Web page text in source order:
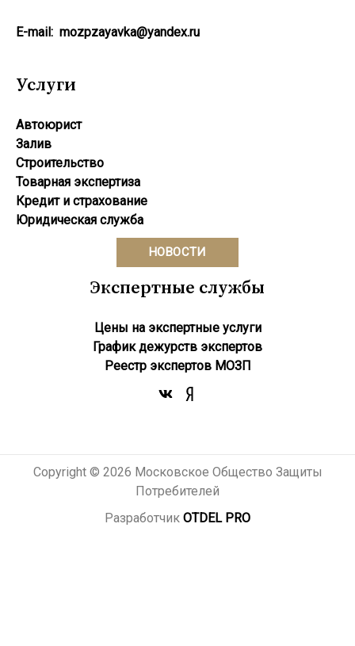
E-mail: mozpzayavka@yandex.ru
Услуги
Автоюрист
Залив
Строительство
Товарная экспертиза
Кредит и страхование
Юридическая служба
НОВОСТИ
Экспертные службы
Цены на экспертные услуги
График дежурств экспертов
Реестр экcпертов МОЗП
Copyright © 2026 Московское Общество Защиты
Потребителей
Разработчик OTDEL PRO